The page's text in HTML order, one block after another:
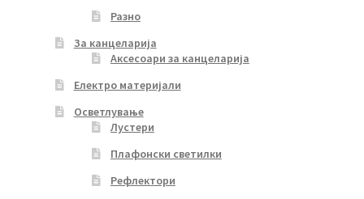
Разно
За канцеларија
Аксесоари за канцеларија
Електро материјали
Осветлување
Лустери
Плафонски светилки
Рефлектори